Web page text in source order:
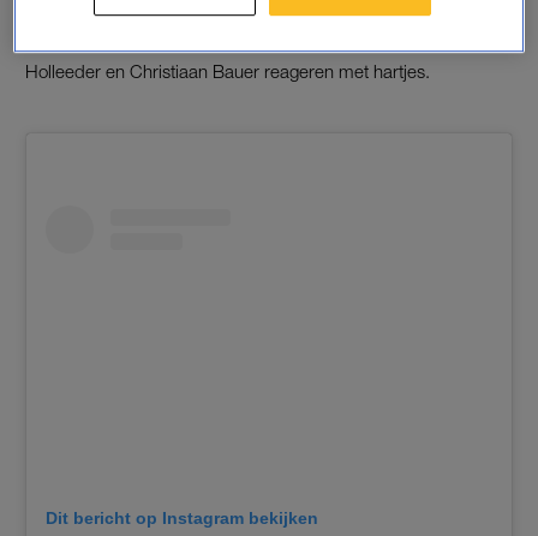
Onder de fotoreeks regent het hartverwarmende reacties. ‘Ze
Holleeder en Christiaan Bauer reageren met hartjes.
Dit bericht op Instagram bekijken